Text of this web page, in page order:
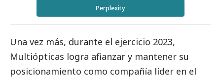
Perplexity
Una vez más, durante el ejercicio 2023,
Multiópticas logra afianzar y mantener su
posicionamiento como compañía líder en el